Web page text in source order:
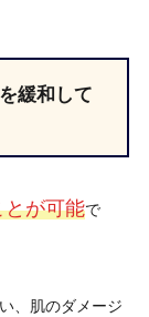
緩和して
とが可能で
、肌のダメージ